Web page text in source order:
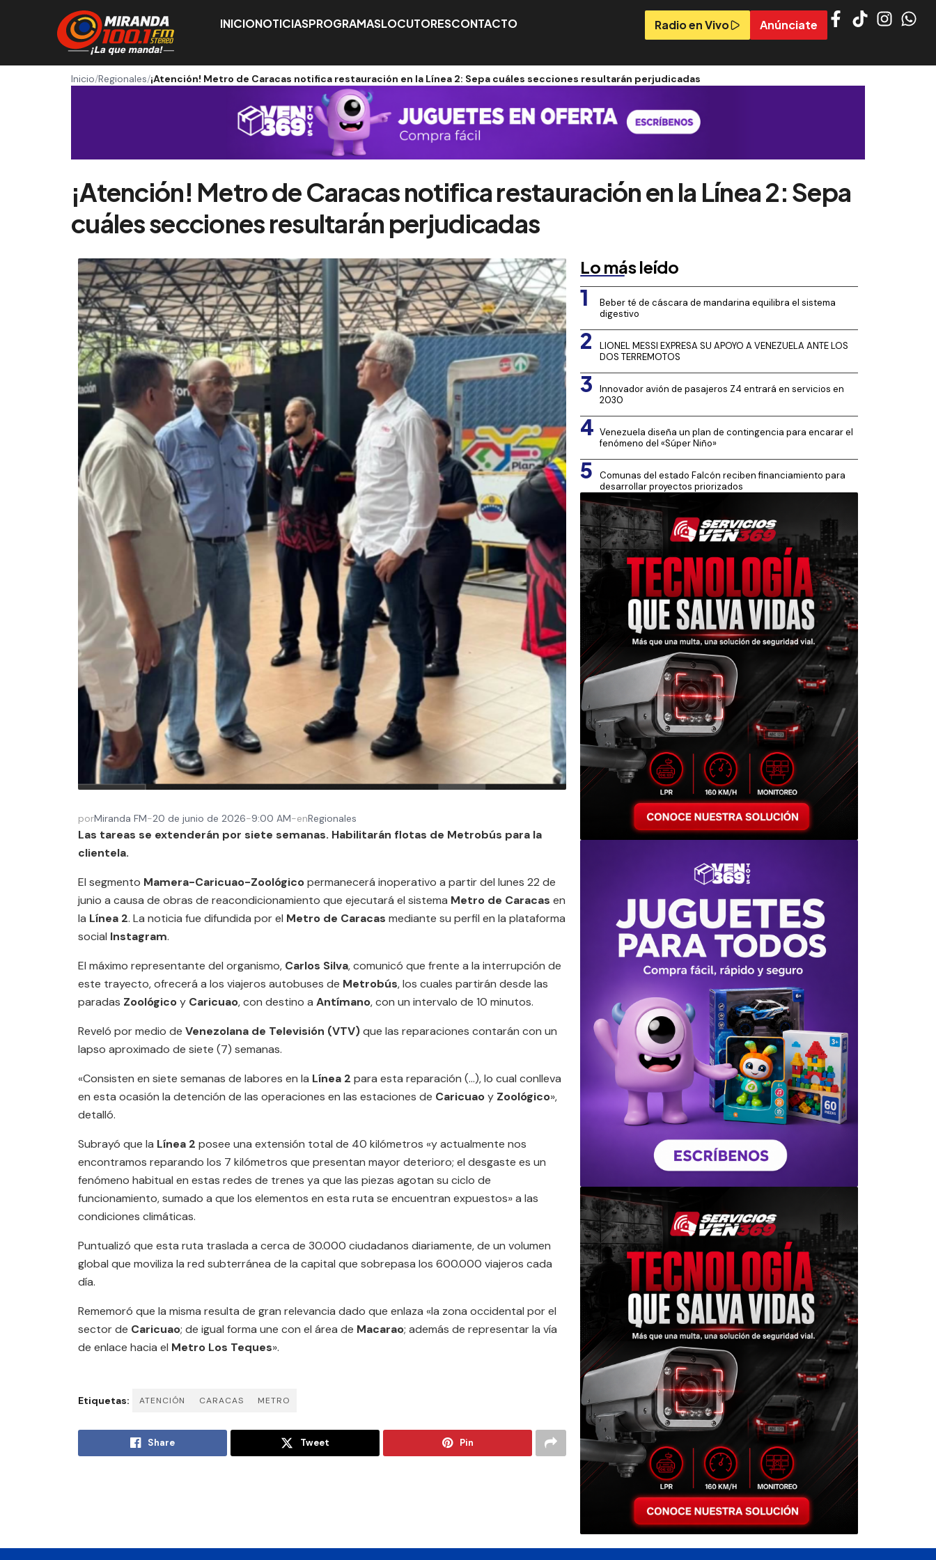
INICIONOTICIASPROGRAMASLOCUTORESCONTACTO Radio en Vivo Anúnciate
Inicio/Regionales/¡Atención! Metro de Caracas notifica restauración en la Línea 2: Sepa cuáles secciones resultarán perjudicadas
¡Atención! Metro de Caracas notifica restauración en la Línea 2: Sepa
cuáles secciones resultarán perjudicadas
porMiranda FM-20 de junio de 2026-9:00 AM-enRegionales
Las tareas se extenderán por siete semanas. Habilitarán flotas de Metrobús para la
clientela.
El segmento Mamera-Caricuao-Zoológicopermanecerá inoperativo a partir del lunes 22 de
junio a causa de obras de reacondicionamiento que ejecutará el sistema Metro de Caracas en
la Línea 2. La noticia fue difundida por el Metro de Caracas mediante su perfil en la plataforma
social Instagram.
El máximo representante del organismo, Carlos Silva, comunicó que frente a la interrupción de
este trayecto, ofrecerá a los viajeros autobuses de Metrobús, los cuales partirán desde las
paradas Zoológicoy Caricuao, con destino a Antímano, con un intervalo de 10 minutos.
Reveló por medio de Venezolana de Televisión (VTV)que las reparaciones contarán con un
lapso aproximado de siete (7) semanas.
«Consisten en siete semanas de labores en la Línea 2 para esta reparación (…), lo cual conlleva
en esta ocasión la detención de las operaciones en las estaciones de Caricuaoy Zoológico»,
detalló.
Subrayó que la Línea 2 posee una extensión total de 40 kilómetros «y actualmente nos
encontramos reparando los 7 kilómetros que presentan mayor deterioro; el desgaste es un
fenómeno habitual en estas redes de trenes ya que las piezas agotan su ciclo de
funcionamiento, sumado a que los elementos en esta ruta se encuentran expuestos» a las
condiciones climáticas.
Puntualizó que esta ruta traslada a cerca de 30.000 ciudadanos diariamente, de un volumen
global que moviliza la red subterránea de la capital que sobrepasa los 600.000 viajeros cada
día.
Rememoró que la misma resulta de gran relevancia dado que enlaza «la zona occidental por el
sector de Caricuao; de igual forma une con el área de Macarao; además de representar la vía
de enlace hacia el Metro Los Teques».
Etiquetas: ATENCIÓN CARACAS METRO
Share Tweet Pin
Lo más leído
1
Beber té de cáscara de mandarina equilibra el sistema
digestivo
2
LIONEL MESSI EXPRESA SU APOYO A VENEZUELA ANTE LOS
DOS TERREMOTOS
3
Innovador avión de pasajeros Z4 entrará en servicios en
2030
4 Venezuela diseña un plan de contingencia para encarar el
fenómeno del «Súper Niño»
5
Comunas del estado Falcón reciben financiamiento para
desarrollar proyectos priorizados